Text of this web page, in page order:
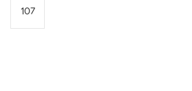
107